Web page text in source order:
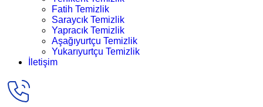
Fatih Temizlik
Saraycık Temizlik
Yapracık Temizlik
Aşağıyurtçu Temizlik
Yukarıyurtçu Temizlik
İletişim